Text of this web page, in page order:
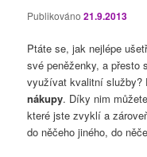
Publikováno21.9.2013
Ptáte se, jak nejlépe
své peněženky, a přesto
využívat kvalitní
nákupy. Díky nim
které jste zvyklí a
do něčeho jiného, do